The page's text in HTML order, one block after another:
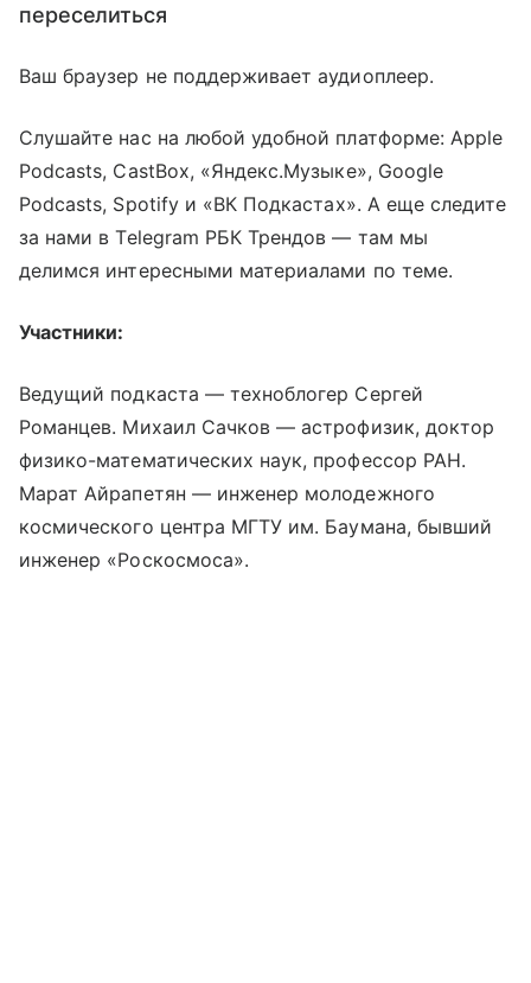
переселиться
Ваш браузер не поддерживает аудиоплеер.
Слушайте нас на любой удобной платформе: Apple
Podcasts, CastBox, «Яндекс.Музыке», Google
Podcasts, Spotify и «ВК Подкастах». А еще следите
за нами в Telegram РБК Трендов — там мы
делимся интересными материалами по теме.
Участники:
Ведущий подкаста — техноблогер Сергей
Романцев. Михаил Сачков — астрофизик, доктор
физико-математических наук, профессор РАН.
Марат Айрапетян — инженер молодежного
космического центра МГТУ им. Баумана, бывший
инженер «Роскосмоса».